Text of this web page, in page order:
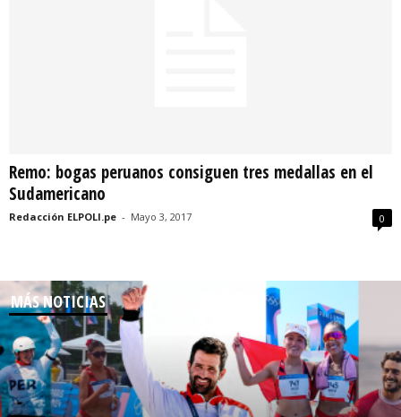
Remo: bogas peruanos consiguen tres medallas en el
Sudamericano
Redacción ELPOLI.pe - Mayo 3, 2017 0
MÁS NOTICIAS